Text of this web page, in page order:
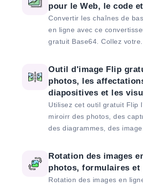
pour le Web, le code
Convertir les chaînes de
en ligne avec ce
gratuit Base64. Collez votre...
Outil d'image Flip
photos, les
diapositives et les
Utilisez cet outil gratuit Flip
miroirr des photos, des
des diagrammes, des
Rotation des images
photos, formulaires et
Rotation des images en